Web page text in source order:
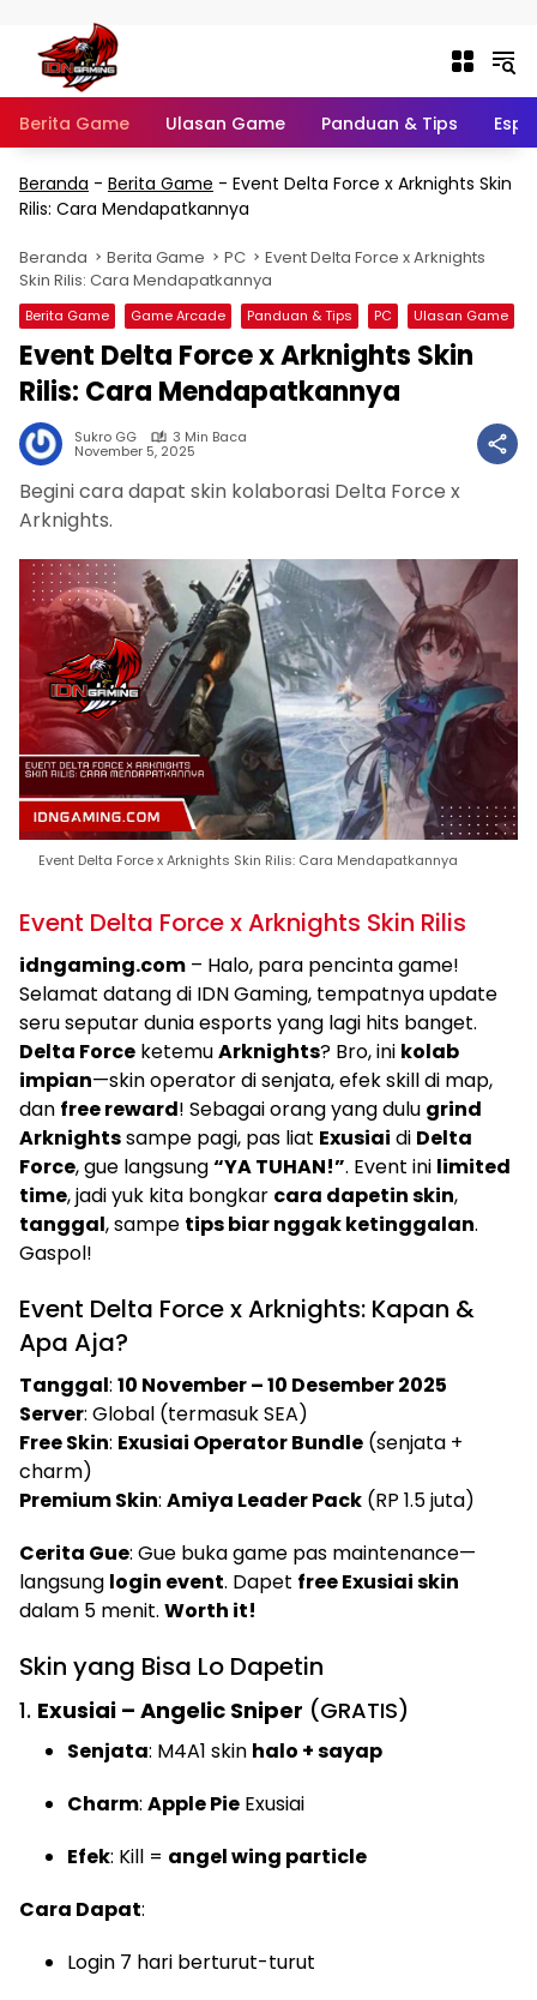
Berita Game Ulasan Game Panduan & Tips
Beranda - Berita Game - Event Delta Force x Arknights Skin
Rilis: Cara Mendapatkannya
Beranda Berita Game PC
Event Delta Force x Arknights
Skin Rilis: Cara Mendapatkannya
Berita Game Game Arcade Panduan & Tips PC Ulasan Game
Event Delta Force x Arknights Skin
Rilis: Cara Mendapatkannya
Sukro GG 3 Min Baca
November 5, 2025
Begini cara dapat skin kolaborasi Delta Force x
Arknights.
Event Delta Force x Arknights Skin Rilis: Cara Mendapatkannya
Event Delta Force x Arknights Skin Rilis
idngaming.com – Halo, para pencinta game!
Selamat datang di IDN Gaming, tempatnya update
seru seputar dunia esports yang lagi hits banget.
Delta Force ketemuArknights? Bro, ini kolab
impian—skin operator di senjata, efek skill di map,
dan free reward! Sebagai orang yang dulu grind
Arknightssampe pagi, pas liat Exusiai di Delta
Force, gue langsung“YA TUHAN!”. Event ini limited
time, jadi yuk kita bongkar cara dapetin skin,
tanggal, sampe tips biar nggak ketinggalan.
Gaspol!
Event Delta Force x Arknights: Kapan &
Apa Aja?
Tanggal: 10 November – 10 Desember 2025
Server: Global (termasuk SEA)
Free Skin: Exusiai Operator Bundle (senjata +
charm)
Premium Skin: Amiya Leader Pack (RP 1.5 juta)
Cerita Gue: Gue buka game pas maintenance—
langsung login event. Dapet free Exusiai skin
dalam 5 menit. Worth it!
Skin yang Bisa Lo Dapetin
1. Exusiai – Angelic Sniper (GRATIS)
Senjata: M4A1 skin halo + sayap
Charm: Apple Pie Exusiai
Efek: Kill = angel wing particle
Cara Dapat:
Login 7 hari berturut-turut